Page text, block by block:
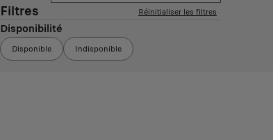
Filtres Réinitialiser les filtres
Disponibilité
Disponible Indisponible